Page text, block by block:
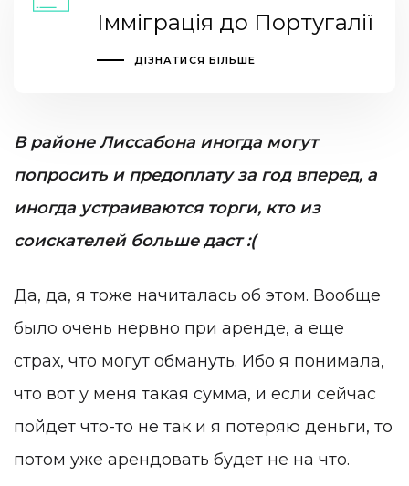
Імміграція до Португалії
ДІЗНАТИСЯ БІЛЬШЕ
В районе Лиссабона иногда могут
попросить и предоплату за год вперед, а
иногда устраиваются торги, кто из
соискателей больше даст :(
Да, да, я тоже начиталась об этом. Вообще
было очень нервно при аренде, а еще
страх, что могут обмануть. Ибо я понимала,
что вот у меня такая сумма, и если сейчас
пойдет что-то не так и я потеряю деньги, то
потом уже арендовать будет не на что.